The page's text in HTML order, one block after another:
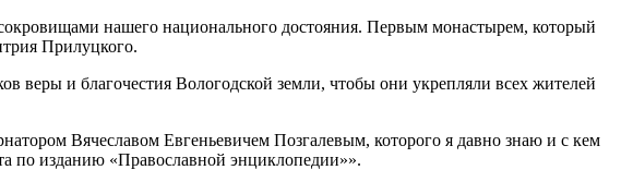
нашего национального достояния. Первым монастырем, который
Прилуцкого.
веры и благочестия Вологодской земли, чтобы они укрепляли всех жителей
Вячеславом Евгеньевичем Позгалевым, которого я давно знаю и с кем
по изданию «Православной энциклопедии»».